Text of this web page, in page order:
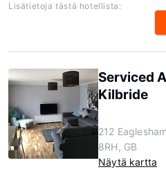
Lisätietoja tästä hotellista:
Serviced
Kilbride
212
8RH, GB
Näytä kartta